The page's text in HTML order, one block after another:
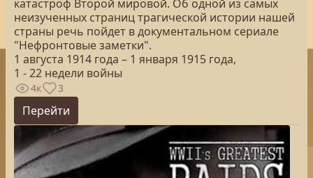
катастроф Второй мировой. Об одной из самых
неизученных страниц трагической истории нашей
страны речь пойдет в документальном сериале
"Нефронтовые заметки".
1 августа 1914 года – 1 января 1915 года,
1 - 22 недели войны
4к 3
Перейти